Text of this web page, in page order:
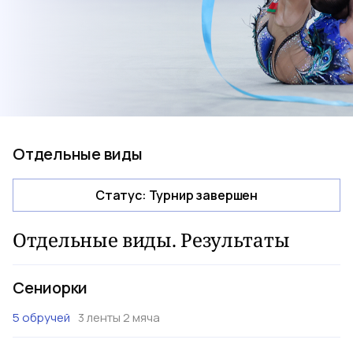
Отдельные виды
Статус: Турнир завершен
Отдельные виды. Результаты
Сениорки
5 обручей 3 ленты 2 мяча